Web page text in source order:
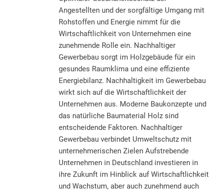
Angestellten und der sorgfältige Umgang mit
Rohstoffen und Energie nimmt für die
Wirtschaftlichkeit von Unternehmen eine
zunehmende Rolle ein. Nachhaltiger
Gewerbebau sorgt im Holzgebäude für ein
gesundes Raumklima und eine effiziente
Energiebilanz. Nachhaltigkeit im Gewerbebau
wirkt sich auf die Wirtschaftlichkeit der
Unternehmen aus. Moderne Baukonzepte und
das natürliche Baumaterial Holz sind
entscheidende Faktoren. Nachhaltiger
Gewerbebau verbindet Umweltschutz mit
unternehmerischen Zielen Aufstrebende
Unternehmen in Deutschland investieren in
ihre Zukunft im Hinblick auf Wirtschaftlichkeit
und Wachstum, aber auch zunehmend auch